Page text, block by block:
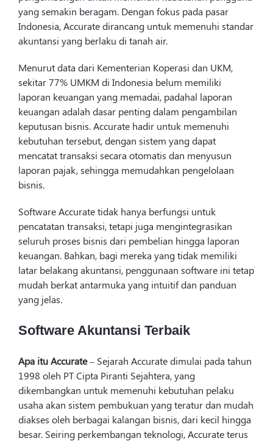
yang semakin beragam. Dengan fokus pada pasar
Indonesia, Accurate dirancang untuk memenuhi standar
akuntansi yang berlaku di tanah air.
Menurut data dari Kementerian Koperasi dan UKM,
sekitar 77% UMKM di Indonesia belum memiliki
laporan keuangan yang memadai, padahal laporan
keuangan adalah dasar penting dalam pengambilan
keputusan bisnis. Accurate hadir untuk memenuhi
kebutuhan tersebut, dengan sistem yang dapat
mencatat transaksi secara otomatis dan menyusun
laporan pajak, sehingga memudahkan pengelolaan
bisnis.
Software Accurate tidak hanya berfungsi untuk
pencatatan transaksi, tetapi juga mengintegrasikan
seluruh proses bisnis dari pembelian hingga laporan
keuangan. Bahkan, bagi mereka yang tidak memiliki
latar belakang akuntansi, penggunaan software ini tetap
mudah berkat antarmuka yang intuitif dan panduan
yang jelas.
Software Akuntansi Terbaik
Apa itu Accurate– Sejarah Accurate dimulai pada tahun
1998 oleh PT Cipta Piranti Sejahtera, yang
dikembangkan untuk memenuhi kebutuhan pelaku
usaha akan sistem pembukuan yang teratur dan mudah
diakses oleh berbagai kalangan bisnis, dari kecil hingga
besar. Seiring perkembangan teknologi, Accurate terus